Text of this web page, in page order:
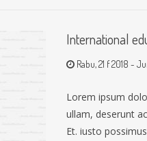
International
Rabu, 21 f 2018 -
Lorem ipsum
ullam, deserunt
Et. iusto